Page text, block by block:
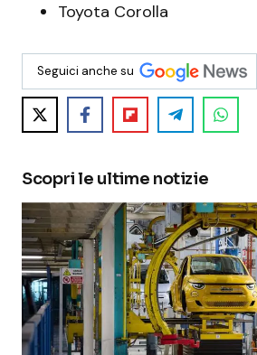
Toyota Corolla
Seguici anche su
Scopri le ultime notizie